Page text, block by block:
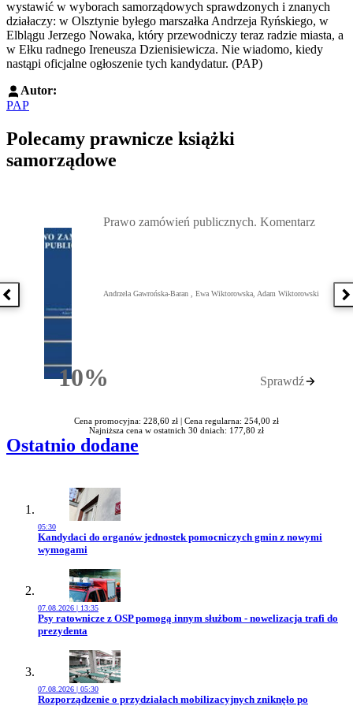
wystawić w wyborach samorządowych sprawdzonych i znanych
działaczy: w Olsztynie byłego marszałka Andrzeja Ryńskiego, w
Elblągu Jerzego Nowaka, który przewodniczy teraz radzie miasta, a
w Ełku radnego Ireneusza Dzienisiewicza. Nie wiadomo, kiedy
nastąpi oficjalne ogłoszenie tych kandydatur. (PAP)
Autor:
PAP
Polecamy prawnicze książki
samorządowe
Poprzednia książka
10%Rabatu
Prawo zamówień publicznych. Komentarz
Andrzela Gawrońska-Baran , Ewa Wiktorowska, Adam Wiktorowski
Sprawdź
Cena promocyjna: 228,60 zł | Cena regularna: 254,00 zł
Najniższa cena w ostatnich 30 dniach: 177,80 zł
Ostatnio dodane
05:30
Przejdź do artykułu:
Kandydaci do organów jednostek pomocniczych gmin z nowymi
wymogami
07.08.2026 | 13:35
Przejdź do artykułu:
Psy ratownicze z OSP pomogą innym służbom - nowelizacja trafi do
prezydenta
07.08.2026 | 05:30
Przejdź do artykułu:
Rozporządzenie o przydziałach mobilizacyjnych zniknęło po